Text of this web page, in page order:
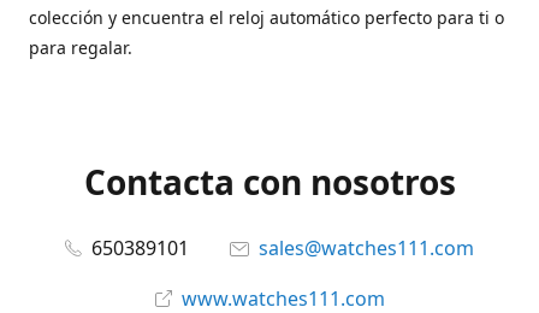
colección y encuentra el reloj automático perfecto para ti o
para regalar.
Contacta con nosotros
650389101
sales@watches111.com
www.watches111.com